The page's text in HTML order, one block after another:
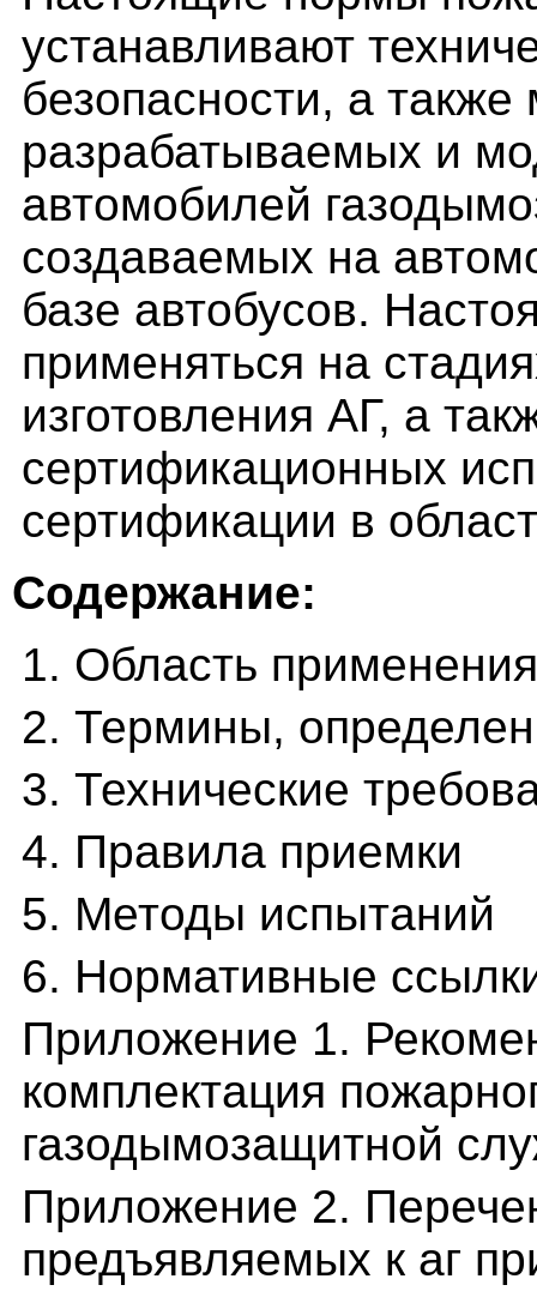
устанавливают
безопасности, а
разрабатываемых и
автомобилей
создаваемых на
базе автобусов.
применяться на
изготовления АГ, а
сертификационных
сертификации в
Содержание:
1. Область применения
2. Термины,
3. Технические
4. Правила приемки
5. Методы испытаний
6. Нормативные
Приложение 1.
комплектация
газодымозащитной
Приложение 2.
предъявляемых к аг